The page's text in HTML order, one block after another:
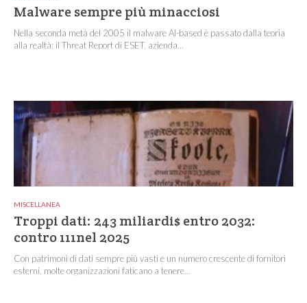
Malware sempre più minacciosi
Nella seconda metà del 2005 il malware AI-based è passato dalla teoria
alla realtà: il Threat Report di ESET, azienda...
MISCELLANEA
Troppi dati: 243 miliardi$ entro 2032:
contro 111nel 2025
Con patrimoni di dati sempre più vasti e un numero crescente di fornitori
esterni, molte organizzazioni faticano a tenere...